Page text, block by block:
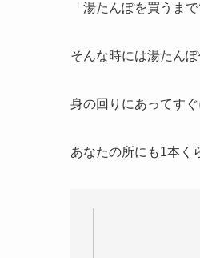
「湯たんぽを買うま
そんな時には湯たん
身の回りにあってす
あなたの所にも1本く